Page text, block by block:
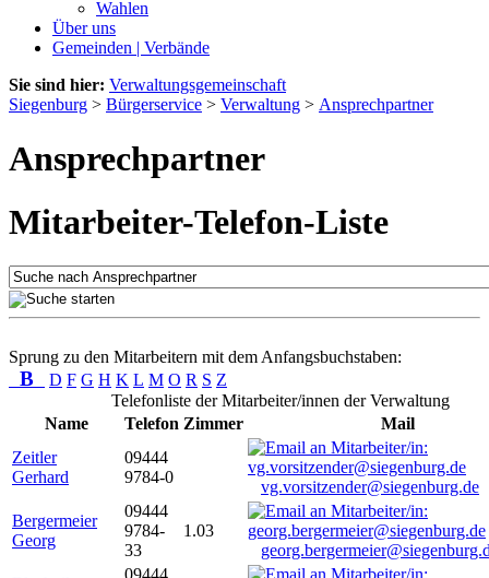
Wahlen
Über uns
Gemeinden | Verbände
Sie sind hier: Verwaltungsgemeinschaft
Siegenburg > Bürgerservice > Verwaltung > Ansprechpartner
Ansprechpartner
Mitarbeiter-Telefon-Liste
Sprung zu den Mitarbeitern mit dem Anfangsbuchstaben:
B D F G H K L M O R S Z
Telefonliste der Mitarbeiter/innen der Verwaltung
Name
Telefon Zimmer
Mail
Zeitler
Gerhard
09444
9784-0
vg.vorsitzender@siegenburg.de
Bergermeier
Georg
09444
9784-
33
1.03